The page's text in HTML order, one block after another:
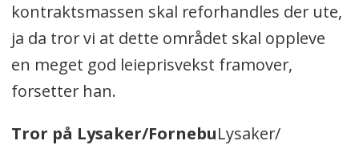
kontraktsmassen skal reforhandles der ute,
ja da tror vi at dette området skal oppleve
en meget god leieprisvekst framover,
forsetter han.
Tror på Lysaker/FornebuLysaker/